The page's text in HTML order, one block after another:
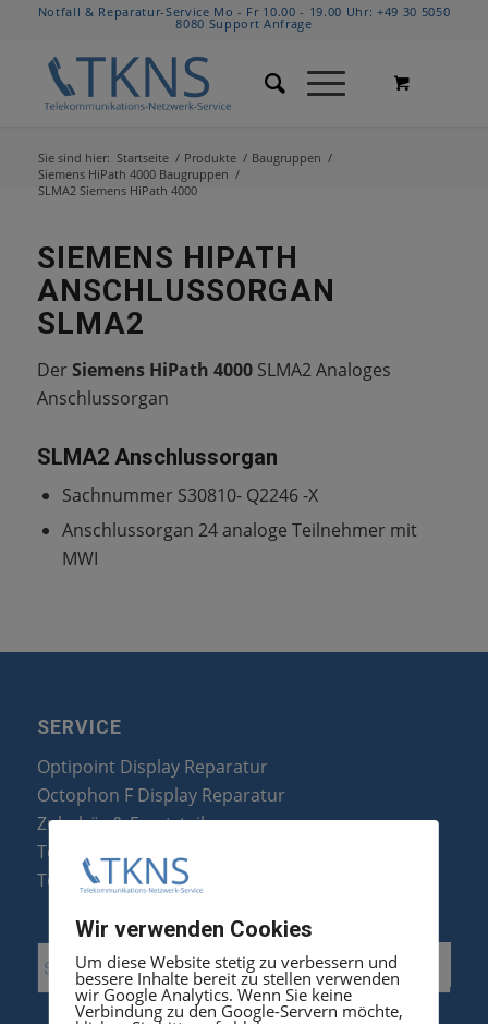
Notfall & Reparatur-Service Mo - Fr 10.00 - 19.00 Uhr:+49 30 5050
8080 Support Anfrage
Sie sind hier: Startseite / Produkte / Baugruppen /
Siemens HiPath 4000 Baugruppen /
SLMA2 Siemens HiPath 4000
SIEMENS HIPATH
ANSCHLUSSORGAN
SLMA2
Der Siemens HiPath 4000SLMA2 Analoges
Anschlussorgan
SLMA2 Anschlussorgan
Sachnummer S30810- Q2246 -X
Anschlussorgan 24 analoge Teilnehmer mit
MWI
SERVICE
Optipoint Display Reparatur
Octophon F Display Reparatur
Zubehör & Ersatzteile
Telefonanlagen Optimierung
Telefonanlagen Erweiterung
Wir verwenden Cookies
Um diese Website stetig zu verbessern und
bessere Inhalte bereit zu stellen verwenden
wir Google Analytics. Wenn Sie keine
Verbindung zu den Google-Servern möchte,